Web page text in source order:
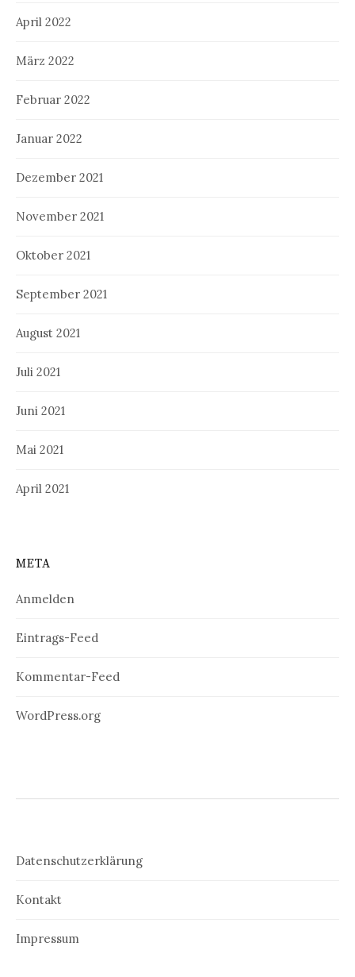
April 2022
März 2022
Februar 2022
Januar 2022
Dezember 2021
November 2021
Oktober 2021
September 2021
August 2021
Juli 2021
Juni 2021
Mai 2021
April 2021
META
Anmelden
Eintrags-Feed
Kommentar-Feed
WordPress.org
Datenschutzerklärung
Kontakt
Impressum